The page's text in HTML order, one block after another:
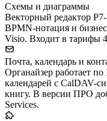
Схемы и диаграммы
Векторный редактор
BPMN-нотация и
Visio. Входит в тарифы
Почта, календарь и
Органайзер работает
календарей с CalDAV-
книгу. В версии ПРО
Services.